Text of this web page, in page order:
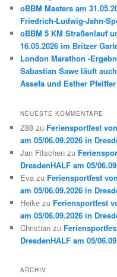
oBBM Masters am
Friedrich-Ludwig-Jahn-
oBBM 5 KM Straßenlauf
16.05.2026 im Britzer
London Marathon -
Sabastian Sawe läuft
Assefa und Esther
NEUESTE KOMMENTARE
Z88 zu Feriensportfest
am 05/06.09.2026 in
Jan Fitschen zu
DresdenHALF am 05/
Eva zu Feriensportfest
am 05/06.09.2026 in
Heike zu Feriensportfest
am 05/06.09.2026 in
Christian zu
DresdenHALF am 05/
ARCHIV